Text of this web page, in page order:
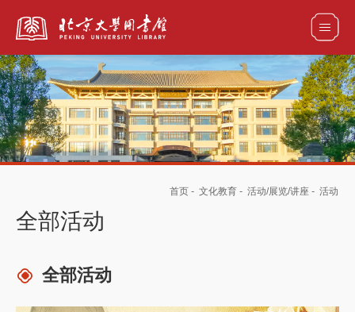
全部资源
首页 - 文化教育 - 活动/展览/讲座 - 活动
全部活动
全部活动